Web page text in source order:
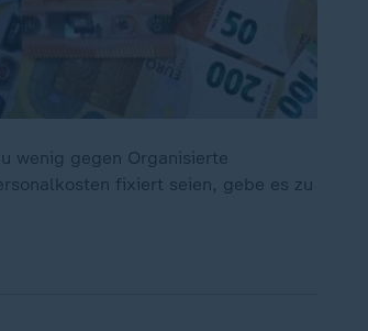
wenig gegen Organisierte
fixiert seien, gebe es zu